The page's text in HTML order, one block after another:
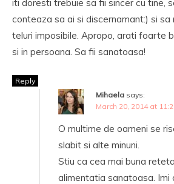
iti doresti trebuie sa fii sincer cu tine,
conteaza sa ai si discernamant:) si sa
teluri imposibile. Apropo, arati foarte
si in persoana. Sa fii sanatoasa!
Reply
Mihaela says:
March 20, 2014 at
O multime de oameni se
slabit si alte minuni.
Stiu ca cea mai buna
alimentatia sanatoasa. Imi